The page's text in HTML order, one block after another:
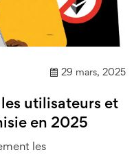
29 mars, 2025
utilisateurs et
en 2025
les